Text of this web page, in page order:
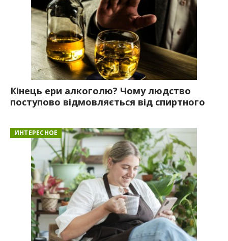
Кінець ери алкоголю? Чому людство
поступово відмовляється від спиртного
ИНТЕРЕСНОЕ